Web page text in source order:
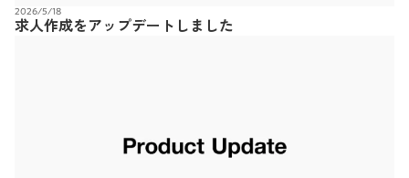
2026/5/18
求人作成をアップデートしました